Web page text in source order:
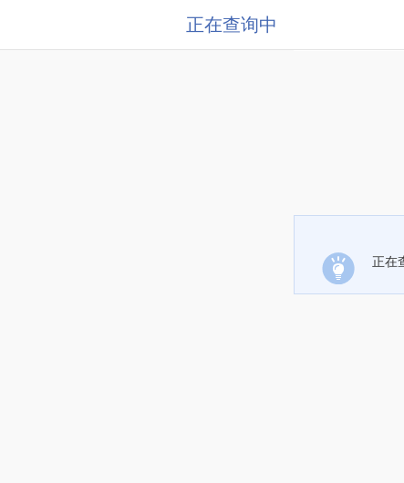
正在查询中
正在